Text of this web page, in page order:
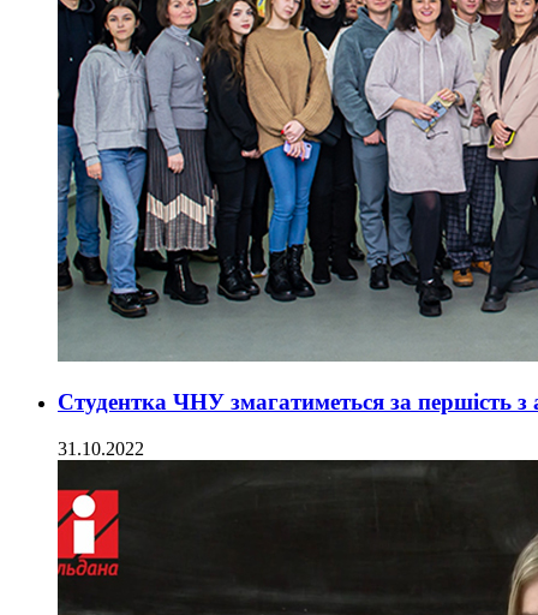
Студентка ЧНУ змагатиметься за першість з
31.10.2022